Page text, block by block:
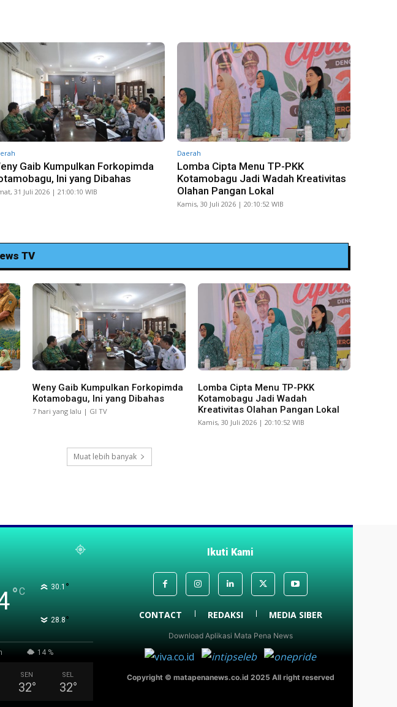
Gaib Kumpulkan Forkopimda
Ini yang Dibahas
31 Juli 2026 | 21:00:10 WIB
Daerah
Lomba Cipta Menu TP-PKK
Kotamobagu Jadi Wadah Kreativitas
Olahan Pangan Lokal
Kamis, 30 Juli 2026 | 20:10:52 WIB
TV
Weny Gaib Kumpulkan Forkopimda
Kotamobagu, Ini yang Dibahas
7 hari yang lalu | GI TV
Lomba Cipta Menu TP-PKK
Kotamobagu Jadi Wadah
Kreativitas Olahan Pangan Lokal
Kamis, 30 Juli 2026 | 20:10:52 WIB
Muat lebih banyak
°C 30.1 °
28.8°
14 %
SEN
32°
SEL
32°
Ikuti Kami
CONTACT REDAKSI MEDIA SIBER
Download Aplikasi Mata Pena News
Copyright © matapenanews.co.id 2025 All right reserved